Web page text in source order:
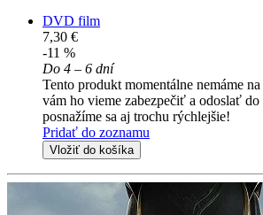
DVD film
7,30 €
-11 %
Do 4 – 6 dní
Tento produkt momentálne nemáme
vám ho vieme zabezpečiť a odoslať
posnažíme sa aj trochu rýchlejšie!
Pridať do zoznamu
Vložiť do košíka